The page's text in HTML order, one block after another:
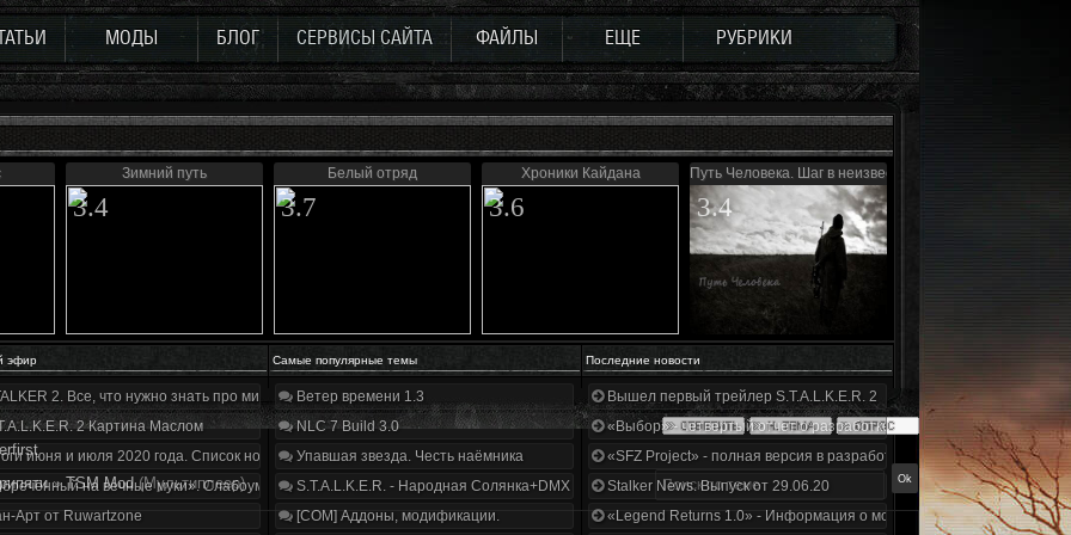
МОДЫ БЛОГ СЕРВИСЫ САЙТА ФАЙЛЫ ЕЩЕ РУБРИКИ
Зимний путь
3.4
Белый отряд
3.7
Хроники Кайдана
3.6
Путь Человека. Шаг в неизвестность. Дежавю
3.4
эфир Самые популярные темы Последние новости
2. Все, что нужно знать про мир, геймплей и сюжет | Разбор трейлера
2 Картина Маслом
июня и июля 2020 года. Список нововведений
на вечные муки». Слабоумие и отвага
Арт от Ruwartzone
Ветер времени 1.3
NLC 7 Build 3.0
Упавшая звезда. Честь наёмника
S.T.A.L.K.E.R. - Народная Солянка+DMX 1.3.5.ООП.МА.К.
[COM] Аддоны, модификации.
Вышел первый трейлер S.T.A.L.K.E.R. 2
«Выбор» - четвертый отчет о разработке!
«SFZ Project» - полная версия в разработке!
Stalker News. Выпуск от 29.06.20
«Legend Returns 1.0» - Информация о моде за июнь 2020
» TSM Mod (Мультиплеер)